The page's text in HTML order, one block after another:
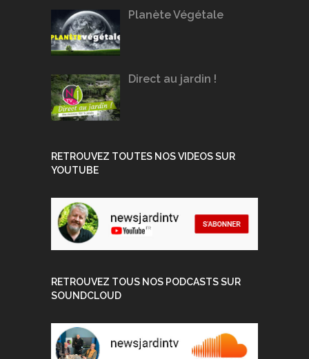
Planète Végétale
Direct au jardin !
RETROUVEZ TOUTES NOS VIDEOS SUR
YOUTUBE
RETROUVEZ TOUS NOS PODCASTS SUR
SOUNDCLOUD